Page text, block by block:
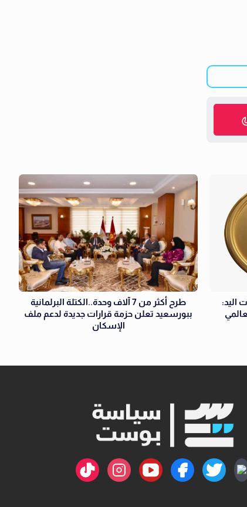
اليد:
طرح أكثر من 7 آلاف وحدة..الكتلة البرلمانية
ببورسعيد تعلن حزمة قرارات جديدة لدعم ملف
الإسكان